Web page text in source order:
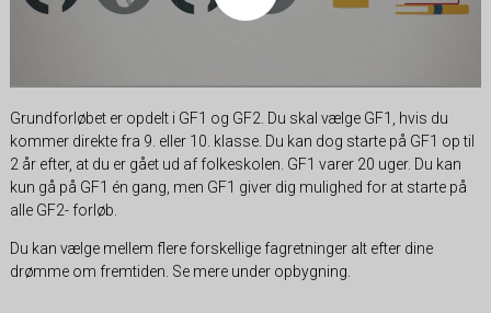
Grundforløbet er opdelt i GF1 og GF2. Du skal vælge GF1, hvis du
kommer direkte fra 9. eller 10. klasse. Du kan dog starte på GF1 op til
2 år efter, at du er gået ud af folkeskolen. GF1 varer 20 uger. Du kan
kun gå på GF1 én gang, men GF1 giver dig mulighed for at starte på
alle GF2- forløb.
Du kan vælge mellem flere forskellige fagretninger alt efter dine
drømme om fremtiden. Se mere under opbygning.